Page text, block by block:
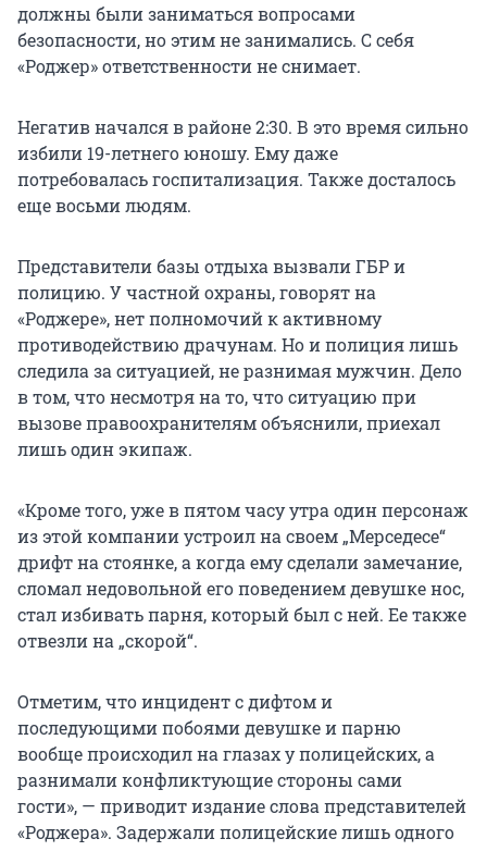
должны были заниматься вопросами
безопасности, но этим не занимались. С себя
«Роджер» ответственности не снимает.
Негатив начался в районе 2:30. В это время сильно
избили 19-летнего юношу. Ему даже
потребовалась госпитализация. Также досталось
еще восьми людям.
Представители базы отдыха вызвали ГБР и
полицию. У частной охраны, говорят на
«Роджере», нет полномочий к активному
противодействию драчунам. Но и полиция лишь
следила за ситуацией, не разнимая мужчин. Дело
в том, что несмотря на то, что ситуацию при
вызове правоохранителям объяснили, приехал
лишь один экипаж.
«Кроме того, уже в пятом часу утра один персонаж
из этой компании устроил на своем „Мерседесе“
дрифт на стоянке, а когда ему сделали замечание,
сломал недовольной его поведением девушке нос,
стал избивать парня, который был с ней. Ее также
отвезли на „скорой“.
Отметим, что инцидент с дифтом и
последующими побоями девушке и парню
вообще происходил на глазах у полицейских, а
разнимали конфликтующие стороны сами
гости», — приводит издание слова представителей
«Роджера». Задержали полицейские лишь одного